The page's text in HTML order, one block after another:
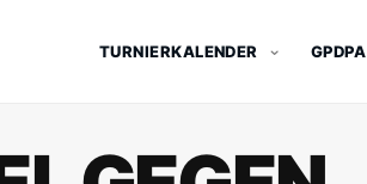
TURNIERKALENDER GPDPA